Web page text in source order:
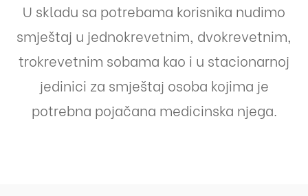
U skladu sa potrebama korisnika nudimo
smještaj u jednokrevetnim, dvokrevetnim,
trokrevetnim sobama kao i u stacionarnoj
jedinici za smještaj osoba kojima je
potrebna pojačana medicinska njega.